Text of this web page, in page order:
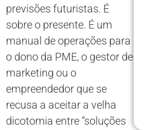
previsões futuristas. É
sobre o presente. É um
manual de operações para
o dono da PME, o gestor de
marketing ou o
empreendedor que se
recusa a aceitar a velha
dicotomia entre “soluções